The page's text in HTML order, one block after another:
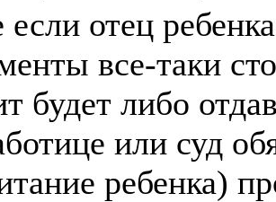
отец
все-таки
будет либо
или суд
ребенка)